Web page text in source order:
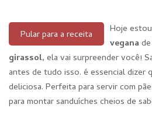
Pular para a receita Hoje
vegana de
girassol, ela vai surpreender você!
antes de tudo isso. é essencial dizer
deliciosa. Perfeita para servir com
para montar sanduíches cheios de